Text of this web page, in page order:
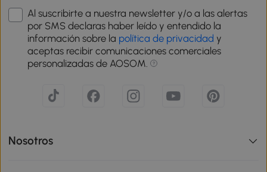
Al suscribirte a nuestra newsletter y/o a las alertas
por SMS declaras haber leído y entendido la
información sobre la política de privacidad y
aceptas recibir comunicaciones comerciales
personalizadas de AOSOM.
Nosotros